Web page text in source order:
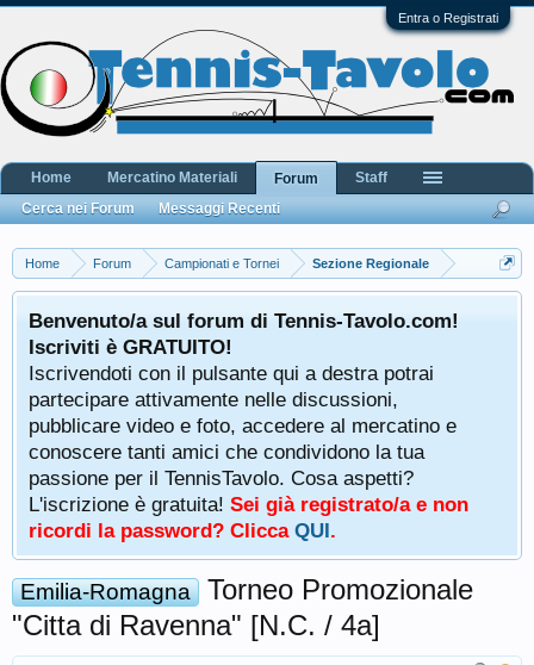
Entra o Registrati
Home Forum Campionati e Tornei Sezione Regionale
Benvenuto/a sul forum di Tennis-Tavolo.com!
Iscriviti è GRATUITO!
Iscrivendoti con il pulsante qui a destra potrai
partecipare attivamente nelle discussioni,
pubblicare video e foto, accedere al mercatino e
conoscere tanti amici che condividono la tua
passione per il TennisTavolo. Cosa aspetti?
L'iscrizione è gratuita! Sei già registrato/a e non
ricordi la password? Clicca QUI.
Emilia-Romagna
Torneo Promozionale
"Citta di Ravenna" [N.C. / 4a]
Home Mercatino Materiali
Forum
Cerca nei Forum
Messaggi Recenti
Staff